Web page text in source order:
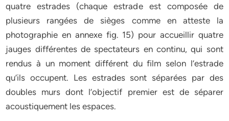
quatre estrades (chaque estrade est composée de
plusieurs rangées de sièges comme en atteste la
photographie en annexe fig. 15) pour accueillir quatre
jauges différentes de spectateurs en continu, qui sont
rendus à un moment différent du film selon l’estrade
qu’ils occupent. Les estrades sont séparées par des
doubles murs dont l’objectif premier est de séparer
acoustiquement les espaces.